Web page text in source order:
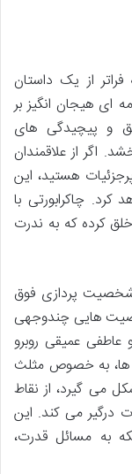
از یک داستان
ای هیجان انگیز بر
و پیچیدگی های
از علاقمندان
هستید، این
چاکرابورتی با
خلق کرده که به ندرت
شخصیت پردازی فوق
هایی چندوجهی
عمیقی روبرو
به خصوص مثلث
می گیرد، از نقاط
درگیر می کند. این
به مسائل قدرت،